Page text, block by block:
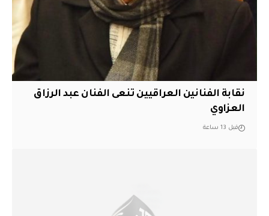
نقابة الفنانين العراقيين تنعى الفنان عبد الرزاق
العزاوي
قبل 13 ساعة